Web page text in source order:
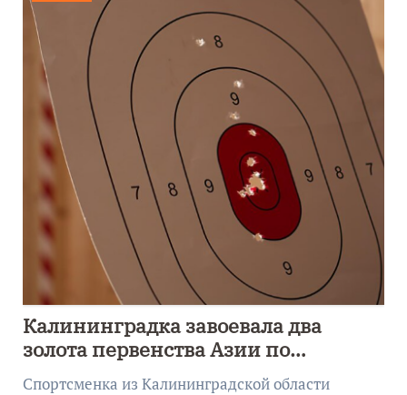
Калининградка завоевала два
золота первенства Азии по
метанию ножа
Спортсменка из Калининградской области